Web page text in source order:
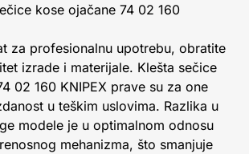
kose ojačane 74 02 160
za profesionalnu upotrebu, obratite
izrade i materijale. Klešta sečice
02 160 KNIPEX prave su za one
u teškim uslovima. Razlika u
modele je u optimalnom odnosu
mehanizma, što smanjuje